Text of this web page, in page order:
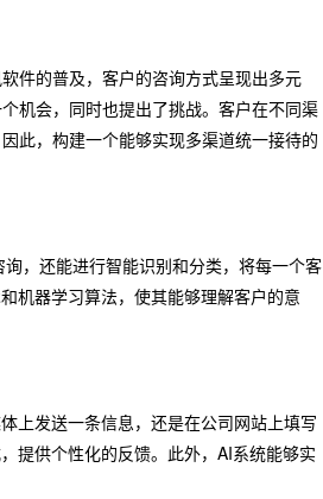
件的普及，客户的咨询方式呈现出多元
机会，同时也提出了挑战。客户在不同渠
此，构建一个能够实现多渠道统一接待的
，还能进行智能识别和分类，将每一个客
机器学习算法，使其能够理解客户的意
上发送一条信息，还是在公司网站上填写
提供个性化的反馈。此外，AI系统能够实